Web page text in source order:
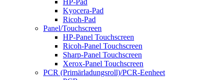
HP-Pad
Kyocera-Pad
Ricoh-Pad
Panel/Touchscreen
HP-Panel Touchscreen
Ricoh-Panel Touchscreen
Sharp-Panel Touchscreen
Xerox-Panel Touchscreen
PCR (Primärladungsroll)/PCR-Eenheet